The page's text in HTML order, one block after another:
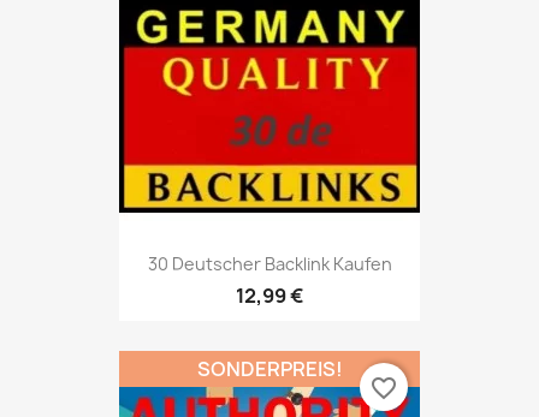
30 Deutscher Backlink Kaufen
12,99 €
SONDERPREIS!
favorite_border